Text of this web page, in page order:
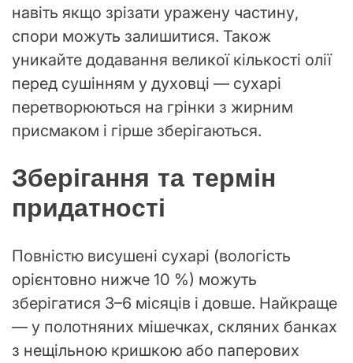
навіть якщо зрізати уражену частину,
спори можуть залишитися. Також
уникайте додавання великої кількості олії
перед сушінням у духовці — сухарі
перетворюються на грінки з жирним
присмаком і гірше зберігаються.
Зберігання та термін
придатності
Повністю висушені сухарі (вологість
орієнтовно нижче 10 %) можуть
зберігатися 3–6 місяців і довше. Найкраще
— у полотняних мішечках, скляних банках
з нещільною кришкою або паперових